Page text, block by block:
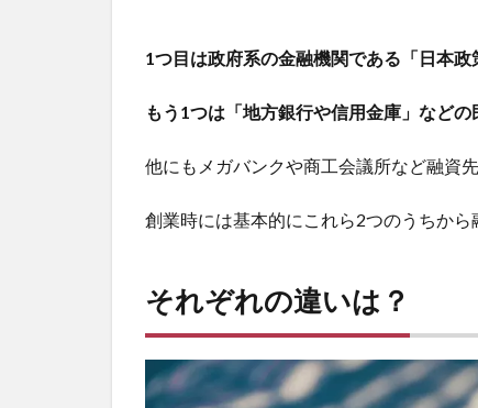
1つ目は政府系の金融機関である「日本政
もう1つは「地方銀行や信用金庫」など
他にもメガバンクや商工会議所など融資
創業時には基本的にこれら2つのうちから
それぞれの違いは？